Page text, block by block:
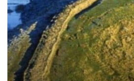
lungo
il
Vallo
Adriano